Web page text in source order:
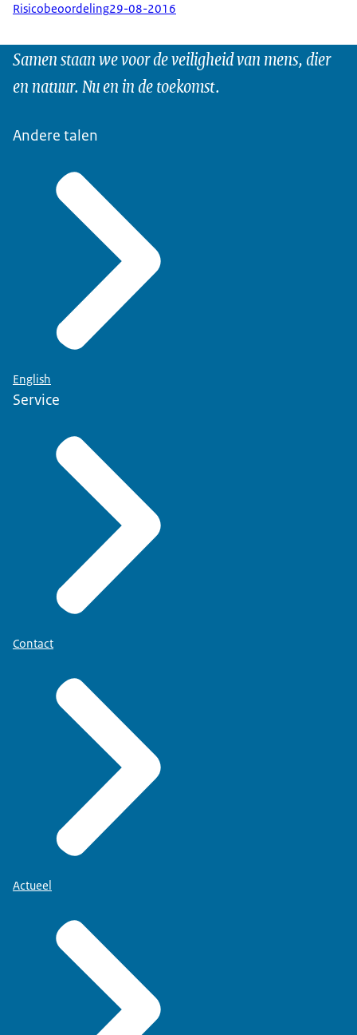
Risicobeoordeling29-08-2016
Samen staan we voor de veiligheid van mens, dier
en natuur. Nu en in de toekomst.
Andere talen
English
Service
Contact
Actueel